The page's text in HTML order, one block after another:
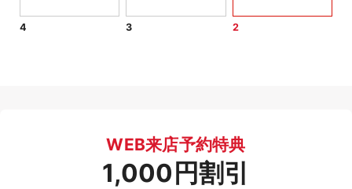
4 3 2
WEB来店予約特典
1,000円割引